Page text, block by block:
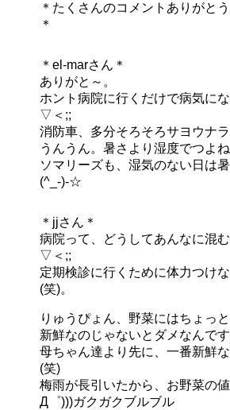
＊たくさんのコメントありがと
＊
＊el-marさん＊
ありがと～。
ホント病院に行くだけで病気に
▽＜;;
消防車、多分そろそろサヨウナラ
うんうん。暑さより湿度でつよね
ソマリーズも、湿気のない日は
(^_-)-☆
＊jjさん＊
病院って、どうしてあんなに混
▽＜;;
定期検診に行くために体力つけ
(笑)。
りゅうぴょん、野菜にはちょっ
新鮮なのじゃないとダメなんで
母ちゃん達より先に、一番新鮮
(笑)
梅雨が長引いたから、お野菜の
Д゜)))ガクガクブルブル